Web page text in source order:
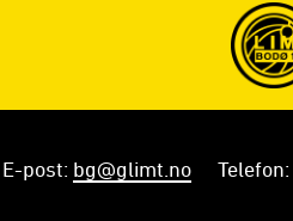
E-post: bg@glimt.no Telefon: